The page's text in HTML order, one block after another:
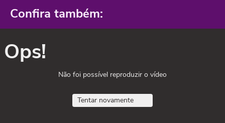
Confira também:
Ops!
Não foi possível reproduzir o vídeo
Tentar novamente